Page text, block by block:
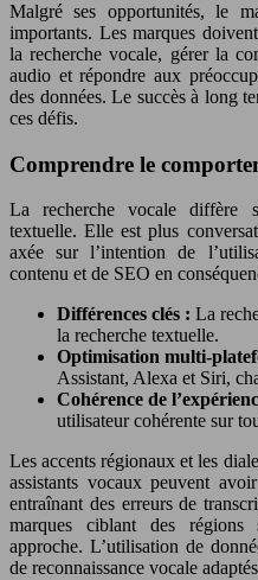
Malgré ses opportunités, le
importants. Les marques
la recherche vocale, gérer la
audio et répondre aux
des données. Le succès à long
ces défis.
Comprendre le
La recherche vocale diffère
textuelle. Elle est plus
axée sur l’intention de
contenu et de SEO en
Différences clés : La
la recherche textuelle.
Optimisation multi-
Assistant, Alexa et Siri,
Cohérence de
utilisateur cohérente sur
Les accents régionaux et les
assistants vocaux peuvent
entraînant des erreurs de
marques ciblant des régions
approche. L’utilisation de
de reconnaissance vocale